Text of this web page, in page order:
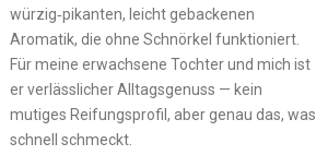
würzig‑pikanten, leicht gebackenen
Aromatik, die ohne Schnörkel funktioniert.
Für meine erwachsene Tochter und mich ist
er verlässlicher Alltagsgenuss — kein
mutiges Reifungsprofil, aber genau das, was
schnell schmeckt.